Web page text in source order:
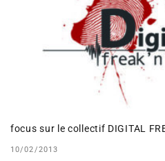
focus sur le collectif DIGITAL
10/02/2013